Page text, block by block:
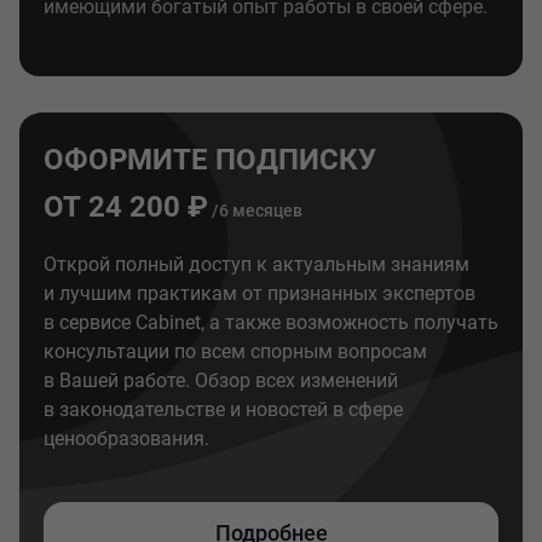
имеющими богатый опыт работы в своей сфере.
ОФОРМИТЕ ПОДПИСКУ
ОТ 24 200 ₽ /6 месяцев
Открой полный доступ к актуальным знаниям
и лучшим практикам от признанных экспертов
в сервисе Cabinet, а также возможность получать
консультации по всем спорным вопросам
в Вашей работе. Обзор всех изменений
в законодательстве и новостей в сфере
ценообразования.
Подробнее